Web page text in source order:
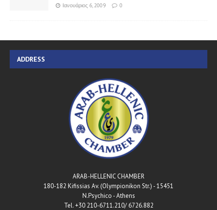
Ιανουάριος 6, 2009 0
ADDRESS
ARAB-HELLENIC CHAMBER
180-182 Kifissias Av. (Olympionikon Str.) - 15451
N.Psychico - Athens
Tel. +30 210-6711.210/ 6726.882